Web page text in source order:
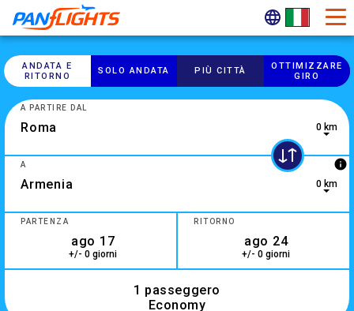
ANDATA E
RITORNO
SOLO ANDATA PIÙ CITTÀ
OTTIMIZZARE
GIRO
A PARTIRE DAL
0 km
7 results are available, use up and down arrow keys to
A info
0 km
PARTENZA
+/- 0 giorni
RITORNO
+/- 0 giorni
1 passeggero
Economy